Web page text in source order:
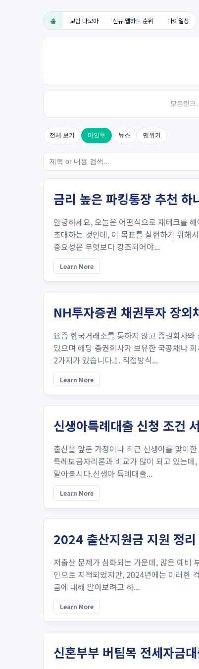
홈 보험 다모아 신규 웹하드 순위 마이일상
모든링크
전체 보기 마인두 뉴스 맨위키
금리 높은 파킹통장 추천 하
안녕하세요, 오늘은 어떤식으로 재테크를
초대하는 것인데, 이 목표를 실현하기 위해
중요성은 무엇보다 강조되어야...
Learn More
NH투자증권 채권투자 장외
요즘 한국거래소를 통하지 않고 증권회사
있으며 해당 증권회사가 보유한 국공채나
2가지가 있습니다.1. 직접방식...
Learn More
신생아특례대출 신청 조건
출산을 앞둔 가정이나 최근 신생아를 맞이
특례보금자리론과 비교가 많이 되고 있는
알아봅시다.신생아 특례대출...
Learn More
2024 출산지원금 지원 정
저출산 문제가 심화되는 가운데, 많은 예비
인으로 지적되었지만, 2024년에는 이러한
금에 대해 알아보려고 하...
Learn More
신혼부부 버팀목 전세자금